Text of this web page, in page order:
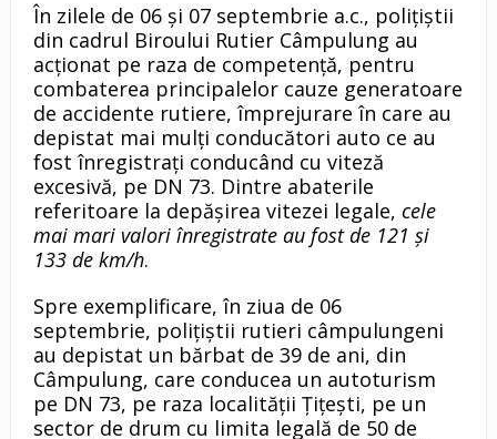
În zilele de 06 și 07 septembrie a.c., polițiștii
din cadrul Biroului Rutier Câmpulung au
acționat pe raza de competență, pentru
combaterea principalelor cauze generatoare
de accidente rutiere, împrejurare în care au
depistat mai mulți conducători auto ce au
fost înregistrați conducând cu viteză
excesivă, pe DN 73. Dintre abaterile
referitoare la depășirea vitezei legale, cele
mai mari valori înregistrate au fost de 121 și
133 de km/h.
Spre exemplificare, în ziua de 06
septembrie, polițiștii rutieri câmpulungeni
au depistat un bărbat de 39 de ani, din
Câmpulung, care conducea un autoturism
pe DN 73, pe raza localității Țițești, pe un
sector de drum cu limita legală de 50 de